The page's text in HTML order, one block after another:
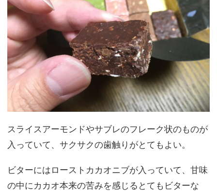
スライスアーモンドやサブレのフレーク状のものが
入っていて、サクサクの歯触りがとてもよい。
ビターにはローストカカオニブが入っていて、甘味
の中にカカオ本来の苦みを感じるとてもビターな